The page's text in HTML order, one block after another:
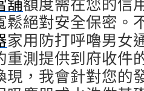
鬆絕對安全保密。
家用防打呼嚕男女
重測提供到府收件
現，我會針對您的